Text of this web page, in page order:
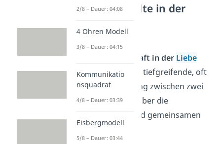
Seelenverwandte in der
Die Vorstellung von
Seelenverwandtschaft in der Liebe
bezieht sich auf eine tiefgreifende, oft
spirituelle Verbindung zwischen zwei
Menschen. Es geht über die
Oberflächlichkeit und gemeinsamen
Interessen hinaus.
2/8 – Dauer: 04:08
4 Ohren Modell
3/8 – Dauer: 04:15
Kommunikatio
nsquadrat
4/8 – Dauer: 03:39
Eisbergmodell
5/8 – Dauer: 03:44